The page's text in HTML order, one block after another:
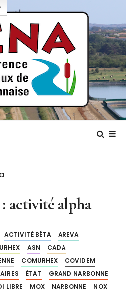
de la narbonnaise
activité alpha
ACTIVITÉ BÉTA
AREVA
ASN
CADA
COMURHEX
COVIDEM
ÉTAT
GRAND NARBONNE
LIBRE MOX NARBONNE
NOX